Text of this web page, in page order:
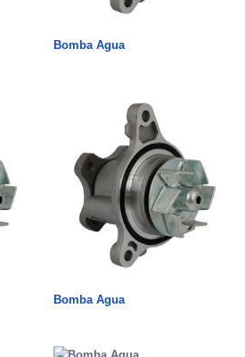
Bomba Agua
Bomba Agua